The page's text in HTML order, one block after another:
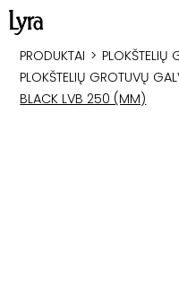
PRODUKTAI > PLOKŠTELIŲ
PLOKŠTELIŲ GROTUVŲ
BLACK LVB 250 (MM)